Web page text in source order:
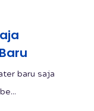
baru saja